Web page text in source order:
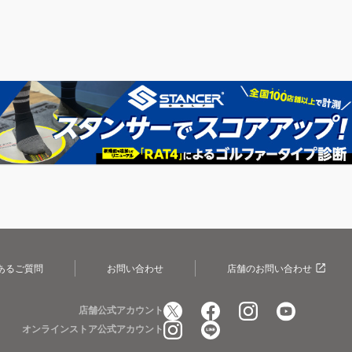
るご質問 お問い合わせ 店舗のお問い合わせ
店舗公式アカウント
オンラインストア公式アカウント